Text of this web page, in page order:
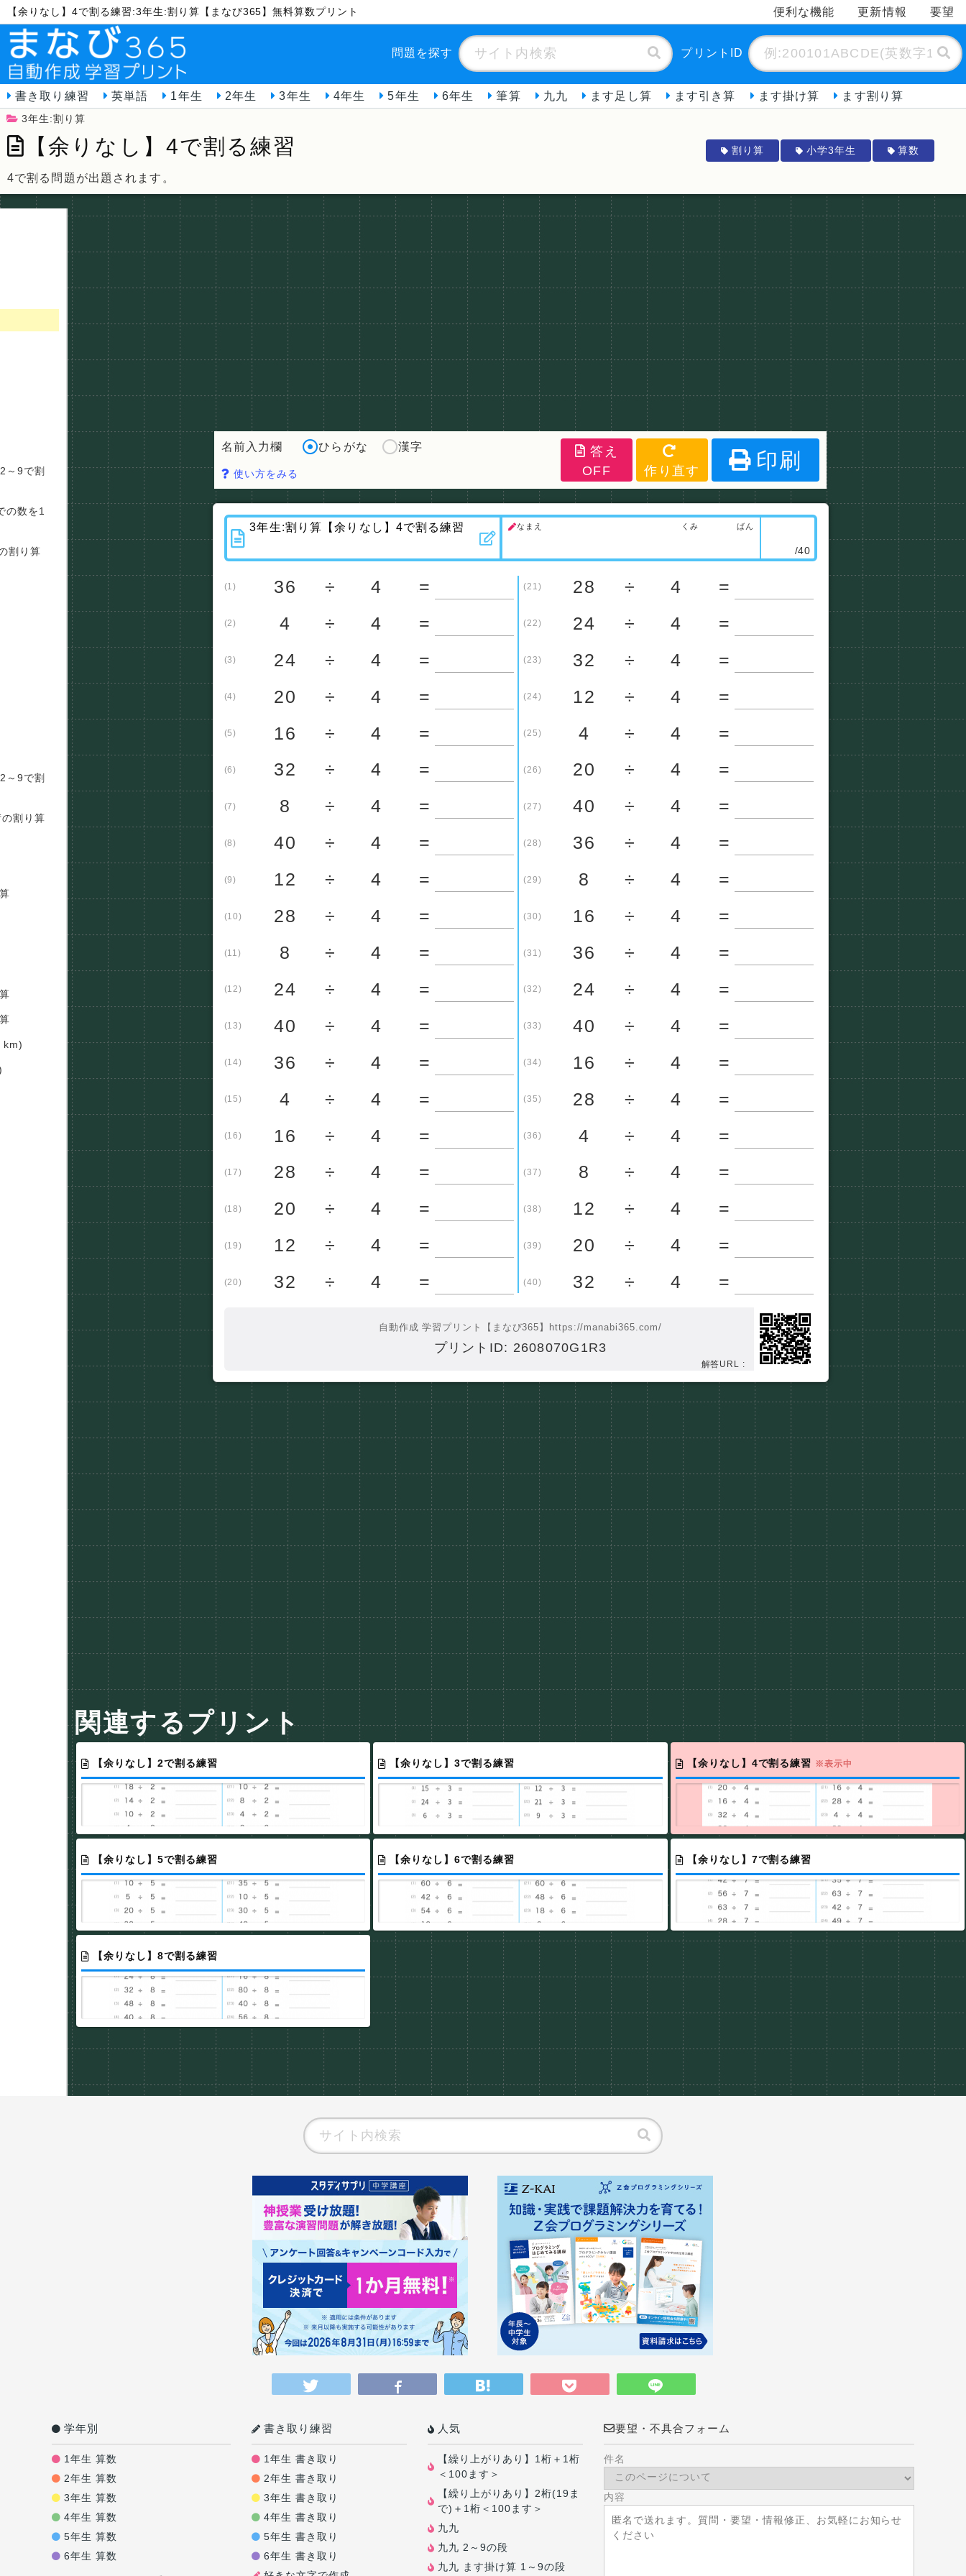
【余りなし】4で割る練習:3年生:割り算【まなび365】無料算数プリント 便利な機能 更新情報 要望
問題を探す プリントID
書き取り練習 英単語 1年生 2年生 3年生 4年生 5年生 6年生 筆算 九九 ます足し算 ます引き算 ます掛け算 ます割り算
3年生:割り算
【余りなし】4で割る練習
4で割る問題が出題されます。
割り算 小学3年生 算数
名前入力欄 ひらがな 漢字
使い方をみる
答え
OFF
作り直す 印刷
なまえ くみ ばん
/40
(1) 36 ÷ 4 =
(2) 4 ÷ 4 =
(3) 24 ÷ 4 =
(4) 20 ÷ 4 =
(5) 16 ÷ 4 =
(6) 32 ÷ 4 =
(7) 8 ÷ 4 =
(8) 40 ÷ 4 =
(9) 12 ÷ 4 =
(10) 28 ÷ 4 =
(11) 8 ÷ 4 =
(12) 24 ÷ 4 =
(13) 40 ÷ 4 =
(14) 36 ÷ 4 =
(15) 4 ÷ 4 =
(16) 16 ÷ 4 =
(17) 28 ÷ 4 =
(18) 20 ÷ 4 =
(19) 12 ÷ 4 =
(20) 32 ÷ 4 =
(21) 28 ÷ 4 =
(22) 24 ÷ 4 =
(23) 32 ÷ 4 =
(24) 12 ÷ 4 =
(25) 4 ÷ 4 =
(26) 20 ÷ 4 =
(27) 40 ÷ 4 =
(28) 36 ÷ 4 =
(29) 8 ÷ 4 =
(30) 16 ÷ 4 =
(31) 36 ÷ 4 =
(32) 24 ÷ 4 =
(33) 40 ÷ 4 =
(34) 16 ÷ 4 =
(35) 28 ÷ 4 =
(36) 4 ÷ 4 =
(37) 8 ÷ 4 =
(38) 12 ÷ 4 =
(39) 20 ÷ 4 =
(40) 32 ÷ 4 =
自動作成 学習プリント【まなび365】 https://manabi365.com/
プリントID: 2608070G1R3
解答URL :
関連するプリント
【余りなし】2で割る練習 【余りなし】3で割る練習 【余りなし】4で割る練習 ※表示中
【余りなし】5で割る練習 【余りなし】6で割る練習 【余りなし】7で割る練習
【余りなし】8で割る練習
～9で割
の数を1
割り算
～9で割
割り算
km)
学年別
1年生 算数
2年生 算数
3年生 算数
4年生 算数
5年生 算数
6年生 算数
書き取り練習
1年生 書き取り
2年生 書き取り
3年生 書き取り
4年生 書き取り
5年生 書き取り
6年生 書き取り
人気
【繰り上がりあり】1桁＋1桁
＜100ます＞
【繰り上がりあり】2桁(19ま
で)＋1桁＜100ます＞
九九
九九 2～9の段
九九 ます掛け算 1～9の段
要望・不具合フォーム
件名
内容